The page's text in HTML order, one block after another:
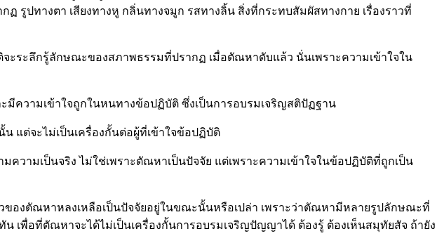
ฏ รูปทางตา เสียงทางหู กลิ่นทางจมูก รสทางลิ้น สิ่งที่กระทบสัมผัสทางกาย เรื่องราวที่
ะระลึกรู้ลักษณะของสภาพธรรมที่ปรากฏ เมื่อตัณหาดับแล้ว นั่นเพราะความเข้าใจใน
ความเข้าใจถูกในหนทางข้อปฏิบัติ ซึ่งเป็นการอบรมเจริญสติปัฏฐาน
แต่จะไม่เป็นเครื่องกั้นต่อผู้ที่เข้าใจข้อปฏิบัติ
วามเป็นจริง ไม่ใช่เพราะตัณหาเป็นปัจจัย แต่เพราะความเข้าใจในข้อปฏิบัติที่ถูกเป็น
ของตัณหาหลงเหลือเป็นปัจจัยอยู่ในขณะนั้นหรือเปล่า เพราะว่าตัณหามีหลายรูปลักษณะที่
พื่อที่ตัณหาจะได้ไม่เป็นเครื่องกั้นการอบรมเจริญปัญญาได้ ต้องรู้ ต้องเห็นสมุทัยสัจ ถ้ายัง